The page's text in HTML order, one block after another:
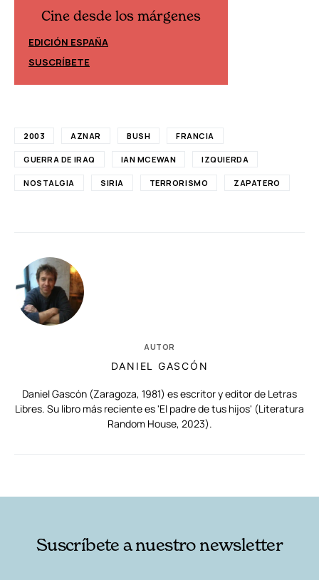
Cine desde los márgenes
EDICIÓN ESPAÑA
SUSCRÍBETE
2003 AZNAR BUSH FRANCIA
GUERRA DE IRAQ IAN MCEWAN IZQUIERDA
NOSTALGIA SIRIA TERRORISMO ZAPATERO
AUTOR
DANIEL GASCÓN
Daniel Gascón (Zaragoza, 1981) es escritor y editor de Letras
Libres. Su libro más reciente es 'El padre de tus hijos' (Literatura
Random House, 2023).
Suscríbete a nuestro newsletter